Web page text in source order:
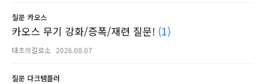
질문 카오스
카오스 무기 강화/증폭/재련 질문! (1)
태초의칼로소 2026.08.07
질문 다크템플러